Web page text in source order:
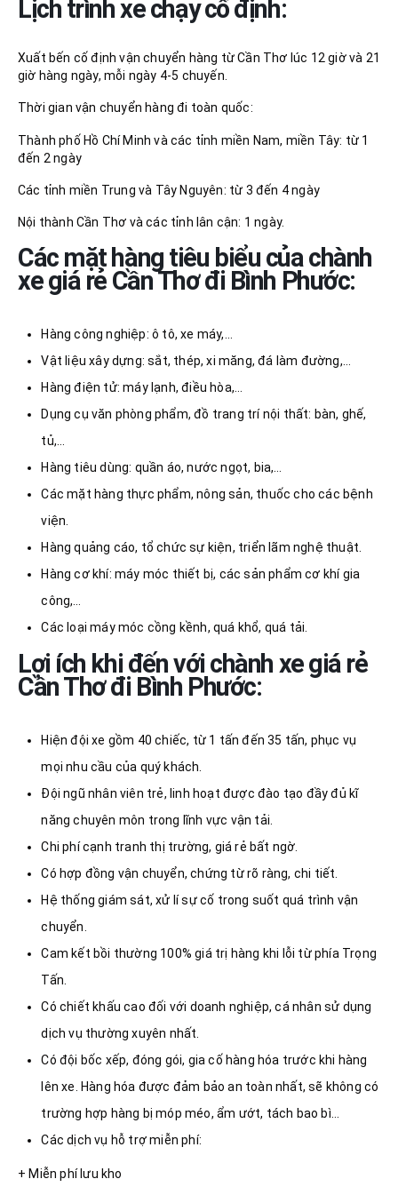
Lịch trình xe chạy cố định:
Xuất bến cố định vận chuyển hàng từ Cần Thơ lúc 12 giờ và 21
giờ hàng ngày, mỗi ngày 4-5 chuyến.
Thời gian vận chuyển hàng đi toàn quốc:
Thành phố Hồ Chí Minh và các tỉnh miền Nam, miền Tây: từ 1
đến 2 ngày
Các tỉnh miền Trung và Tây Nguyên: từ 3 đến 4 ngày
Nội thành Cần Thơ và các tỉnh lân cận: 1 ngày.
Các mặt hàng tiêu biểu của chành
xe giá rẻ Cần Thơ đi Bình Phước:
Hàng công nghiệp: ô tô, xe máy,…
Vật liệu xây dựng: sắt, thép, xi măng, đá làm đường,…
Hàng điện tử: máy lạnh, điều hòa,…
Dụng cụ văn phòng phẩm, đồ trang trí nội thất: bàn, ghế,
tủ,…
Hàng tiêu dùng: quần áo, nước ngọt, bia,…
Các mặt hàng thực phẩm, nông sản, thuốc cho các bệnh
viện.
Hàng quảng cáo, tổ chức sự kiện, triển lãm nghệ thuật.
Hàng cơ khí: máy móc thiết bị, các sản phẩm cơ khí gia
công,…
Các loại máy móc cồng kềnh, quá khổ, quá tải.
Lợi ích khi đến với chành xe giá rẻ
Cần Thơ đi Bình Phước:
Hiện đội xe gồm 40 chiếc, từ 1 tấn đến 35 tấn, phục vụ
mọi nhu cầu của quý khách.
Đội ngũ nhân viên trẻ, linh hoạt được đào tạo đầy đủ kĩ
năng chuyên môn trong lĩnh vực vận tải.
Chi phí cạnh tranh thị trường, giá rẻ bất ngờ.
Có hợp đồng vận chuyển, chứng từ rõ ràng, chi tiết.
Hệ thống giám sát, xử lí sự cố trong suốt quá trình vận
chuyển.
Cam kết bồi thường 100% giá trị hàng khi lỗi từ phía Trọng
Tấn.
Có chiết khấu cao đối với doanh nghiệp, cá nhân sử dụng
dịch vụ thường xuyên nhất.
Có đội bốc xếp, đóng gói, gia cố hàng hóa trước khi hàng
lên xe. Hàng hóa được đảm bảo an toàn nhất, sẽ không có
trường hợp hàng bị móp méo, ẩm ướt, tách bao bì…
Các dịch vụ hỗ trợ miễn phí:
+ Miễn phí lưu kho